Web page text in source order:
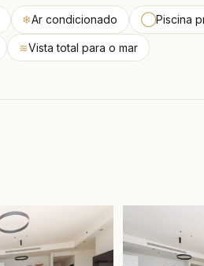
❄Ar condicionado ◯Piscina
≋Vista total para o mar